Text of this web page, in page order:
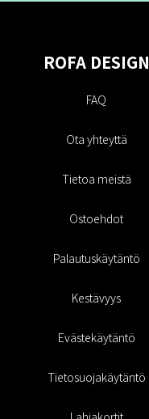
ROFA DESIGN
FAQ
Ota yhteyttä
Tietoa meistä
Ostoehdot
Palautuskäytäntö
Kestävyys
Evästekäytäntö
Tietosuojakäytäntö